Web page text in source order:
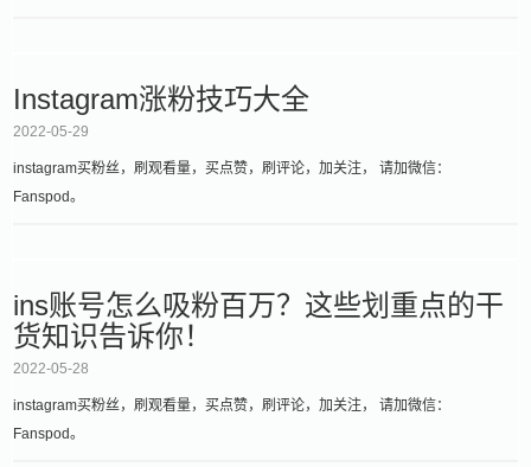
Instagram涨粉技巧大全
2022-05-29
instagram买粉丝，刷观看量，买点赞，刷评论，加关注， 请加微信：
Fanspod。
ins账号怎么吸粉百万？这些划重点的干
货知识告诉你！
2022-05-28
instagram买粉丝，刷观看量，买点赞，刷评论，加关注， 请加微信：
Fanspod。